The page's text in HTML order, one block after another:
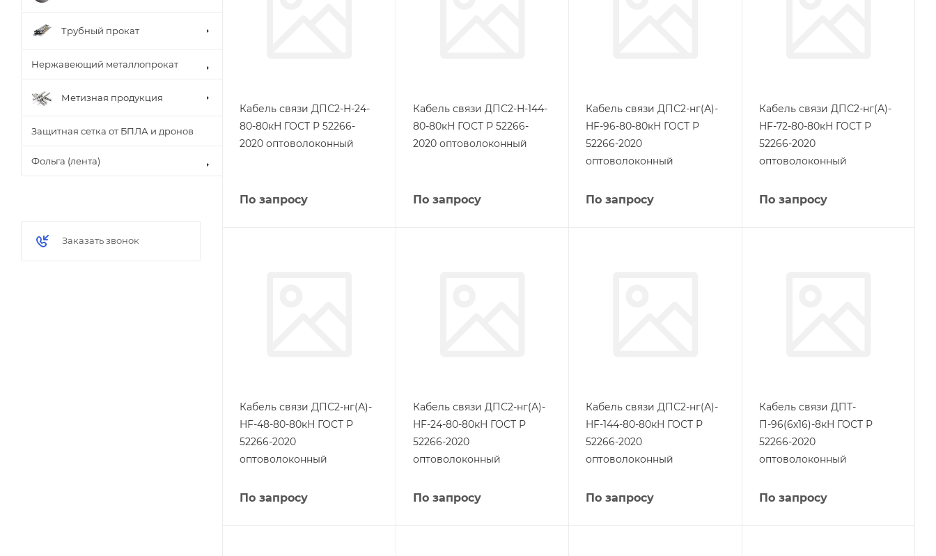
Кабель связи ДПС2-Н-24-
80-80кН ГОСТ Р 52266-
2020 оптоволоконный
По запросу
Кабель связи ДПС2-Н-144-
80-80кН ГОСТ Р 52266-
2020 оптоволоконный
По запросу
Кабель связи ДПС2-нг(А)-
HF-96-80-80кН ГОСТ Р
52266-2020
оптоволоконный
По запросу
Кабель связи ДПС2-нг(А)-
HF-72-80-80кН ГОСТ Р
52266-2020
оптоволоконный
По запросу
Кабель связи ДПС2-нг(А)-
HF-48-80-80кН ГОСТ Р
52266-2020
оптоволоконный
По запросу
Кабель связи ДПС2-нг(А)-
HF-24-80-80кН ГОСТ Р
52266-2020
оптоволоконный
По запросу
Кабель связи ДПС2-нг(А)-
HF-144-80-80кН ГОСТ Р
52266-2020
оптоволоконный
По запросу
Кабель связи ДПТ-
П-96(6х16)-8кН ГОСТ Р
52266-2020
оптоволоконный
По запросу
Трубный прокат
Нержавеющий металлопрокат
Метизная продукция
Защитная сетка от БПЛА и дронов
Фольга (лента)
Заказать звонок